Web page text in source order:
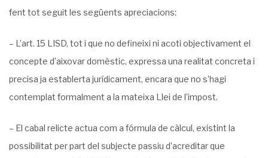
fent tot seguit les següents apreciacions:
– L’art. 15 LISD, tot i que no defineixi ni acoti objectivament el
concepte d’aixovar domèstic, expressa una realitat concreta i
precisa ja establerta jurídicament, encara que no s’hagi
contemplat formalment a la mateixa Llei de l’impost.
– El cabal relicte actua com a fórmula de càlcul, existint la
possibilitat per part del subjecte passiu d’acreditar que